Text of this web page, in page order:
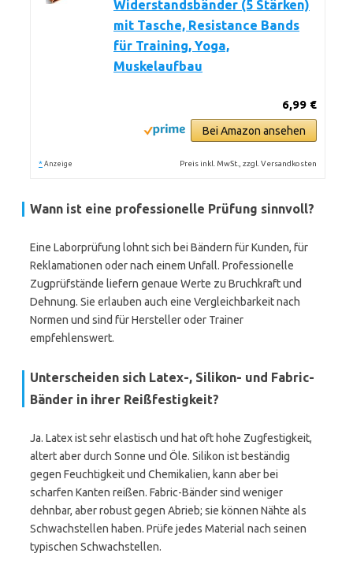
Widerstandsbänder (5 Stärken)
mit Tasche, Resistance Bands
für Training, Yoga,
Muskelaufbau
6,99 €
Bei Amazon ansehen
* Anzeige Preis inkl. MwSt., zzgl. Versandkosten
Wann ist eine professionelle Prüfung sinnvoll?
Eine Laborprüfung lohnt sich bei Bändern für Kunden, für
Reklamationen oder nach einem Unfall. Professionelle
Zugprüfstände liefern genaue Werte zu Bruchkraft und
Dehnung. Sie erlauben auch eine Vergleichbarkeit nach
Normen und sind für Hersteller oder Trainer
empfehlenswert.
Unterscheiden sich Latex-, Silikon- und Fabric-
Bänder in ihrer Reißfestigkeit?
Ja. Latex ist sehr elastisch und hat oft hohe Zugfestigkeit,
altert aber durch Sonne und Öle. Silikon ist beständig
gegen Feuchtigkeit und Chemikalien, kann aber bei
scharfen Kanten reißen. Fabric-Bänder sind weniger
dehnbar, aber robust gegen Abrieb; sie können Nähte als
Schwachstellen haben. Prüfe jedes Material nach seinen
typischen Schwachstellen.